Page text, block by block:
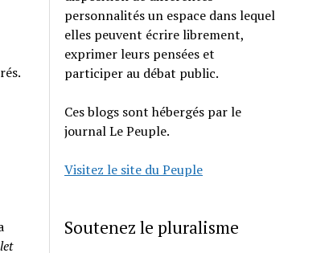
personnalités un espace dans lequel
elles peuvent écrire librement,
exprimer leurs pensées et
participer au débat public.
Ces blogs sont hébergés par le
journal Le Peuple.
Visitez le site du Peuple
Soutenez le pluralisme